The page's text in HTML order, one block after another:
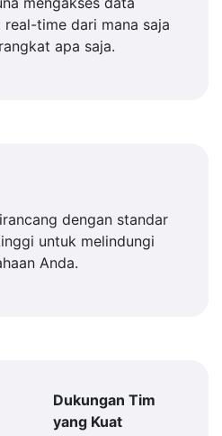
real-time dari mana saja
apa saja.
dengan standar
untuk melindungi
Anda.
Dukungan Tim
yang Kuat